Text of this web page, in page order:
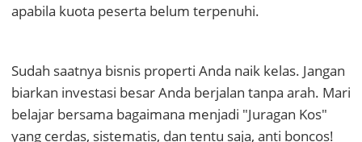
apabila kuota peserta belum terpenuhi.
Sudah saatnya bisnis properti Anda naik kelas. Jangan
biarkan investasi besar Anda berjalan tanpa arah. Mari
belajar bersama bagaimana menjadi "Juragan Kos"
yang cerdas, sistematis, dan tentu saja, anti boncos!